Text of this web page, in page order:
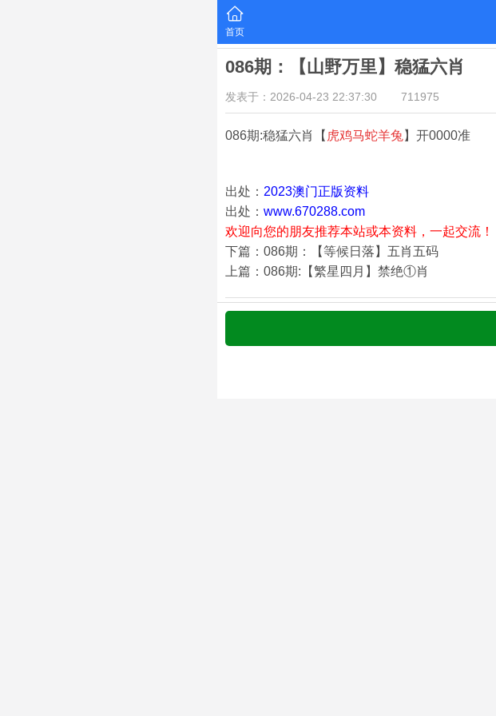
首页
086期：【山野万里】稳猛六肖
发表于：2026-04-23 22:37:30 711975
086期:稳猛六肖【 虎鸡马蛇羊兔 】开0000准
出处： 2023澳门正版资料
出处： www.670288.com
欢迎向您的朋友推荐本站或本资料，一起交流！
下篇：086期：【等候日落】五肖五码
上篇：086期:【繁星四月】禁绝①肖